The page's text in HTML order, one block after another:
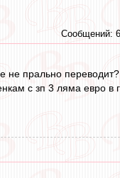
Сообщений:
прально
с зп 3 ляма евро